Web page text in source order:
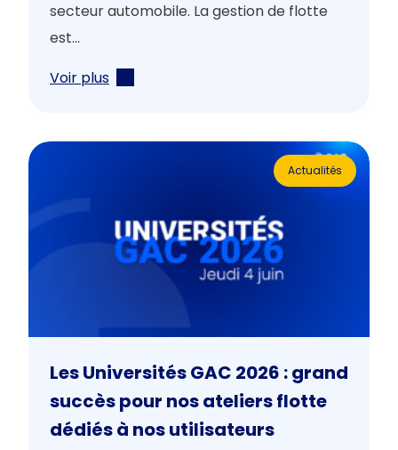
secteur automobile. La gestion de flotte
est...
Voir plus
Actualités
Les Universités GAC 2026 : grand
succès pour nos ateliers flotte
dédiés à nos utilisateurs